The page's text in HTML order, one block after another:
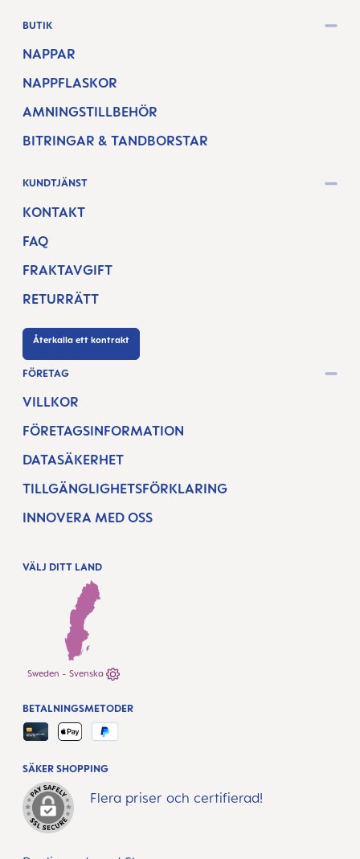
BUTIK
NAPPAR
NAPPFLASKOR
AMNINGSTILLBEHÖR
BITRINGAR & TANDBORSTAR
KUNDTJÄNST
KONTAKT
FAQ
FRAKTAVGIFT
RETURRÄTT
Återkalla ett kontrakt
FÖRETAG
VILLKOR
FÖRETAGSINFORMATION
DATASÄKERHET
TILLGÄNGLIGHETSFÖRKLARING
INNOVERA MED OSS
VÄLJ DITT LAND
Sweden - Svenska
SÄKER SHOPPING
Flera priser och certifierad!
BETALNINGSMETODER